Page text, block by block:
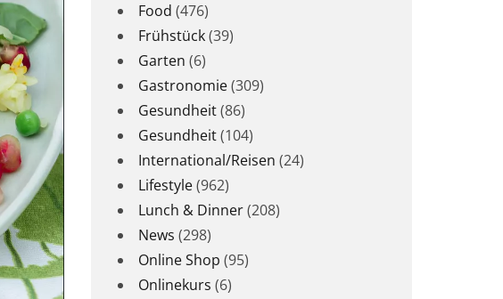
Food (476)
Frühstück(39)
Garten (6)
Gastronomie(309)
Gesundheit(86)
Gesundheit(104)
International/Reisen (24)
Lifestyle(962)
Lunch & Dinner(208)
News (298)
Online Shop (95)
Onlinekurs (6)